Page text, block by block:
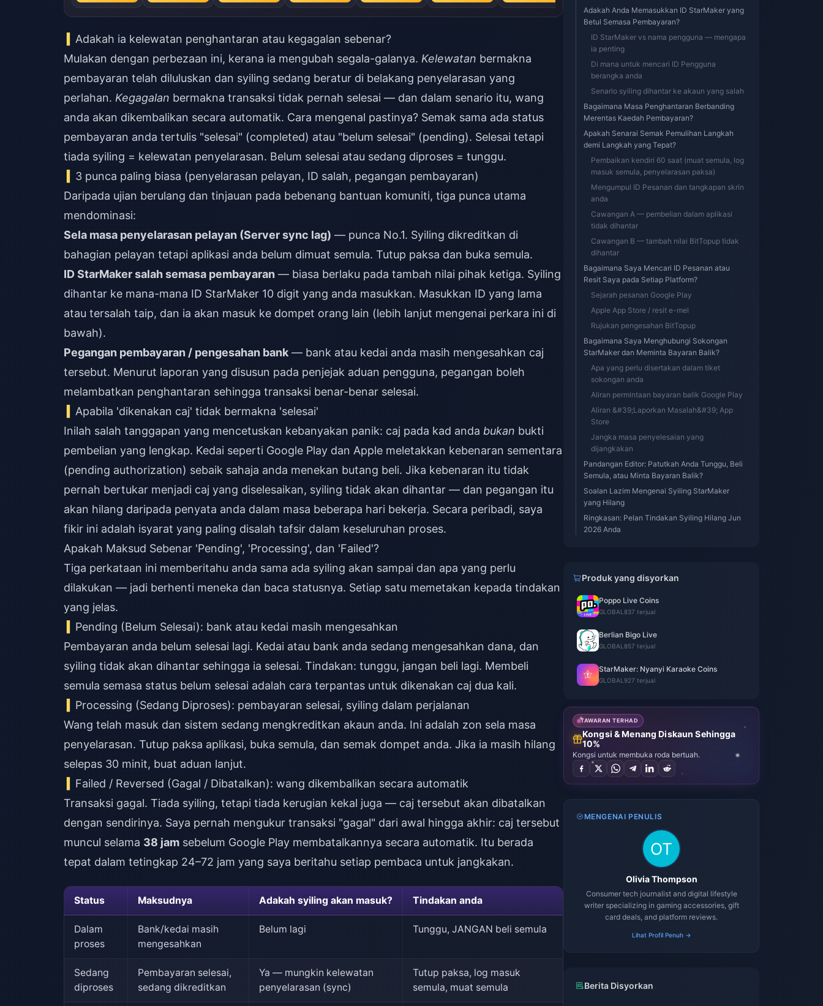
Adakah ia kelewatan penghantaran atau kegagalan sebenar?
Mulakan dengan perbezaan ini, kerana ia mengubah segala-galanya. Kelewatan bermakna
pembayaran telah diluluskan dan syiling sedang beratur di belakang penyelarasan yang
perlahan. Kegagalan bermakna transaksi tidak pernah selesai — dan dalam senario itu, wang
anda akan dikembalikan secara automatik. Cara mengenal pastinya? Semak sama ada status
pembayaran anda tertulis "selesai" (completed) atau "belum selesai" (pending). Selesai tetapi
tiada syiling = kelewatan penyelarasan. Belum selesai atau sedang diproses = tunggu.
3 punca paling biasa (penyelarasan pelayan, ID salah, pegangan pembayaran)
Daripada ujian berulang dan tinjauan pada bebenang bantuan komuniti, tiga punca utama
mendominasi:
Sela masa penyelarasan pelayan (Server sync lag) — punca No.1. Syiling dikreditkan di
bahagian pelayan tetapi aplikasi anda belum dimuat semula. Tutup paksa dan buka semula.
ID StarMaker salah semasa pembayaran — biasa berlaku pada tambah nilai pihak ketiga. Syiling
dihantar ke mana-mana ID StarMaker 10 digit yang anda masukkan. Masukkan ID yang lama
atau tersalah taip, dan ia akan masuk ke dompet orang lain (lebih lanjut mengenai perkara ini di
bawah).
Pegangan pembayaran / pengesahan bank — bank atau kedai anda masih mengesahkan caj
tersebut. Menurut laporan yang disusun pada penjejak aduan pengguna, pegangan boleh
melambatkan penghantaran sehingga transaksi benar-benar selesai.
Apabila 'dikenakan caj' tidak bermakna 'selesai'
Inilah salah tanggapan yang mencetuskan kebanyakan panik: caj pada kad anda bukan bukti
pembelian yang lengkap. Kedai seperti Google Play dan Apple meletakkan kebenaran sementara
(pending authorization) sebaik sahaja anda menekan butang beli. Jika kebenaran itu tidak
pernah bertukar menjadi caj yang diselesaikan, syiling tidak akan dihantar — dan pegangan itu
akan hilang daripada penyata anda dalam masa beberapa hari bekerja. Secara peribadi, saya
fikir ini adalah isyarat yang paling disalah tafsir dalam keseluruhan proses.
Apakah Maksud Sebenar 'Pending', 'Processing', dan 'Failed'?
Tiga perkataan ini memberitahu anda sama ada syiling akan sampai dan apa yang perlu
dilakukan — jadi berhenti meneka dan baca statusnya. Setiap satu memetakan kepada tindakan
yang jelas.
Pending (Belum Selesai): bank atau kedai masih mengesahkan
Pembayaran anda belum selesai lagi. Kedai atau bank anda sedang mengesahkan dana, dan
syiling tidak akan dihantar sehingga ia selesai. Tindakan: tunggu, jangan beli lagi. Membeli
semula semasa status belum selesai adalah cara terpantas untuk dikenakan caj dua kali.
Processing (Sedang Diproses): pembayaran selesai, syiling dalam perjalanan
Wang telah masuk dan sistem sedang mengkreditkan akaun anda. Ini adalah zon sela masa
penyelarasan. Tutup paksa aplikasi, buka semula, dan semak dompet anda. Jika ia masih hilang
selepas 30 minit, buat aduan lanjut.
Failed / Reversed (Gagal / Dibatalkan): wang dikembalikan secara automatik
Transaksi gagal. Tiada syiling, tetapi tiada kerugian kekal juga — caj tersebut akan dibatalkan
dengan sendirinya. Saya pernah mengukur transaksi "gagal" dari awal hingga akhir: caj tersebut
muncul selama 38 jam sebelum Google Play membatalkannya secara automatik. Itu berada
tepat dalam tetingkap 24–72 jam yang saya beritahu setiap pembaca untuk jangkakan.
Status Maksudnya Adakah syiling akan masuk? Tindakan anda
Dalam
proses
Bank/kedai masih
mengesahkan
Belum lagi Tunggu, JANGAN beli semula
Sedang
diproses
Pembayaran selesai,
sedang dikreditkan
Ya — mungkin kelewatan
penyelarasan (sync)
Tutup paksa, log masuk
semula, muat semula
Adakah Anda Memasukkan ID StarMaker yang
Betul Semasa Pembayaran?
ID StarMaker vs nama pengguna — mengapa
ia penting
Di mana untuk mencari ID Pengguna
berangka anda
Senario syiling dihantar ke akaun yang salah
Bagaimana Masa Penghantaran Berbanding
Merentas Kaedah Pembayaran?
Apakah Senarai Semak Pemulihan Langkah
demi Langkah yang Tepat?
Pembaikan kendiri 60 saat (muat semula, log
masuk semula, penyelarasan paksa)
Mengumpul ID Pesanan dan tangkapan skrin
anda
Cawangan A — pembelian dalam aplikasi
tidak dihantar
Cawangan B — tambah nilai BitTopup tidak
dihantar
Bagaimana Saya Mencari ID Pesanan atau
Resit Saya pada Setiap Platform?
Sejarah pesanan Google Play
Apple App Store / resit e-mel
Rujukan pengesahan BitTopup
Bagaimana Saya Menghubungi Sokongan
StarMaker dan Meminta Bayaran Balik?
Apa yang perlu disertakan dalam tiket
sokongan anda
Aliran permintaan bayaran balik Google Play
Aliran &#39;Laporkan Masalah&#39; App
Store
Jangka masa penyelesaian yang
dijangkakan
Pandangan Editor: Patutkah Anda Tunggu, Beli
Semula, atau Minta Bayaran Balik?
Soalan Lazim Mengenai Syiling StarMaker
yang Hilang
Ringkasan: Pelan Tindakan Syiling Hilang Jun
2026 Anda
Produk yang disyorkan
Poppo Live Coins
GLOBAL 837 terjual
Berlian Bigo Live
GLOBAL 857 terjual
StarMaker: Nyanyi Karaoke Coins
GLOBAL 927 terjual
TAWARAN TERHAD
Kongsi & Menang Diskaun Sehingga
10%
Kongsi untuk membuka roda bertuah.
MENGENAI PENULIS
Olivia Thompson
Consumer tech journalist and digital lifestyle
writer specializing in gaming accessories, gift
card deals, and platform reviews.
Lihat Profil Penuh →
Berita Disyorkan